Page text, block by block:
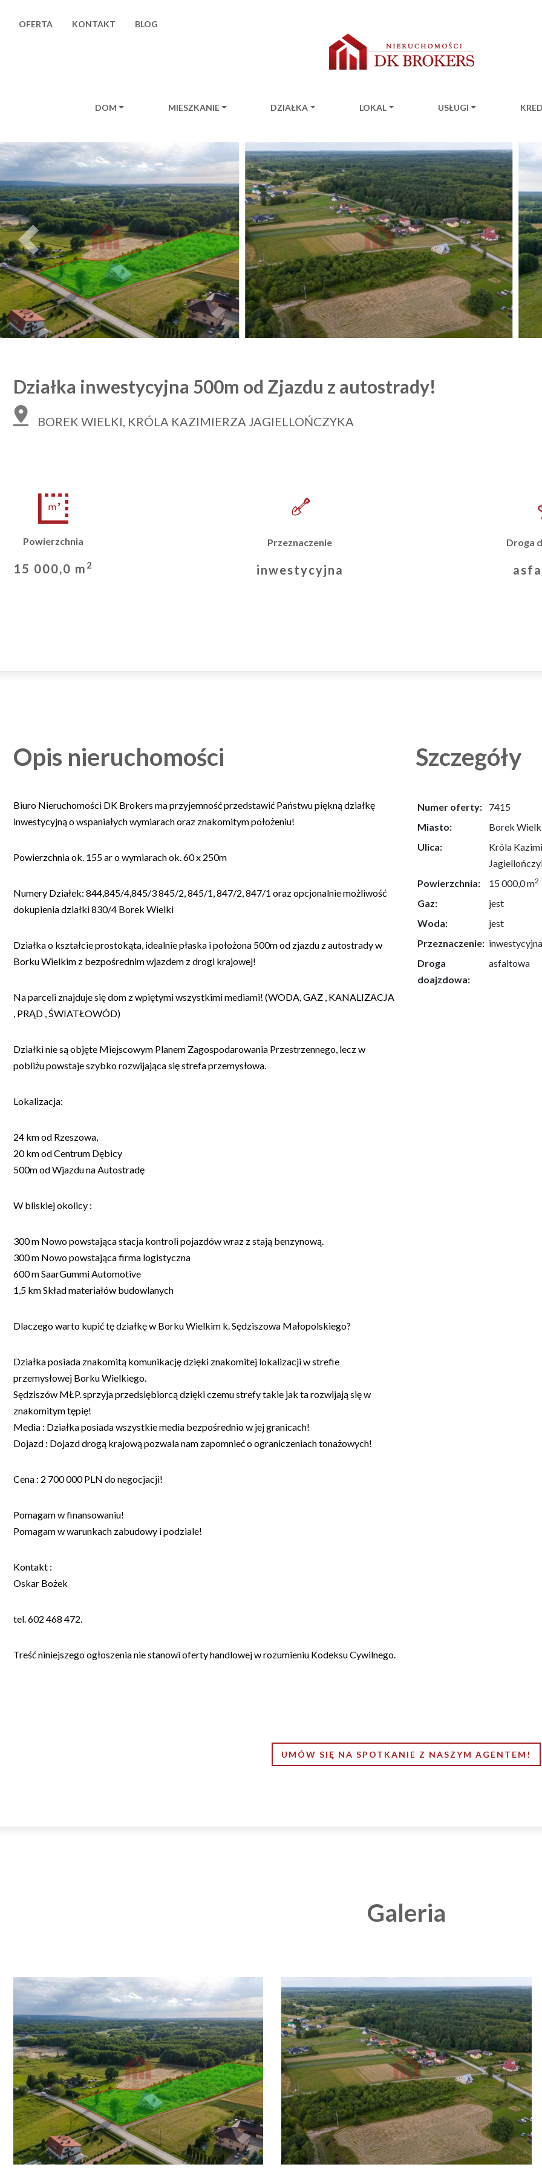
OFERTA KONTAKT BLOG
DOM MIESZKANIE DZIAŁKA LOKAL USŁUGI
Previous
Działka inwestycyjna 500m od Zjazdu z autostrady!
BOREK WIELKI, KRÓLA KAZIMIERZA JAGIELLOŃCZYKA
Powierzchnia
15 000,0 m 2
Przeznaczenie
inwestycyjna
Droga
Opis nieruchomości
Biuro Nieruchomości DK Brokers ma przyjemność przedstawić Państwu piękną działkę
inwestycyjną o wspaniałych wymiarach oraz znakomitym położeniu!
Powierzchnia ok. 155 ar o wymiarach ok. 60 x 250m
Numery Działek: 844,845/4,845/3 845/2, 845/1, 847/2, 847/1 oraz opcjonalnie możliwość
dokupienia działki 830/4 Borek Wielki
Działka o kształcie prostokąta, idealnie płaska i położona 500m od zjazdu z autostrady w
Borku Wielkim z bezpośrednim wjazdem z drogi krajowej!
Na parceli znajduje się dom z wpiętymi wszystkimi mediami! (WODA, GAZ , KANALIZACJA
, PRĄD , ŚWIATŁOWÓD)
Działki nie są objęte Miejscowym Planem Zagospodarowania Przestrzennego, lecz w
pobliżu powstaje szybko rozwijająca się strefa przemysłowa.
Lokalizacja:
24 km od Rzeszowa,
20 km od Centrum Dębicy
500m od Wjazdu na Autostradę
W bliskiej okolicy :
300 m Nowo powstająca stacja kontroli pojazdów wraz z stają benzynową.
300 m Nowo powstająca firma logistyczna
600 m SaarGummi Automotive
1,5 km Skład materiałów budowlanych
Dlaczego warto kupić tę działkę w Borku Wielkim k. Sędziszowa Małopolskiego?
Działka posiada znakomitą komunikację dzięki znakomitej lokalizacji w strefie
przemysłowej Borku Wielkiego.
Sędziszów MŁP. sprzyja przedsiębiorcą dzięki czemu strefy takie jak ta rozwijają się w
znakomitym tępię!
Media : Działka posiada wszystkie media bezpośrednio w jej granicach!
Dojazd : Dojazd drogą krajową pozwala nam zapomnieć o ograniczeniach tonażowych!
Cena : 2 700 000 PLN do negocjacji!
Pomagam w finansowaniu!
Pomagam w warunkach zabudowy i podziale!
Kontakt :
Oskar Bożek
tel. 602 468 472.
Treść niniejszego ogłoszenia nie stanowi oferty handlowej w rozumieniu Kodeksu Cywilnego.
Szczegóły
Numer oferty:
7415
Miasto:
Borek
Ulica:
Króla
Powierzchnia:
15 000,0 m2
Gaz:
jest
Woda:
jest
Przeznaczenie: inwestycyjna
Droga
doajzdowa:
asfaltowa
UMÓW SIĘ NA SPOTKANIE Z NASZYM AGENTEM!
Galeria